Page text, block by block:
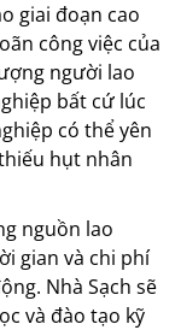
giai đoạn cao
công việc của
người lao
bất cứ lúc
có thể yên
hụt nhân
nguồn lao
gian và chi phí
Nhà Sạch sẽ
và đào tạo kỹ